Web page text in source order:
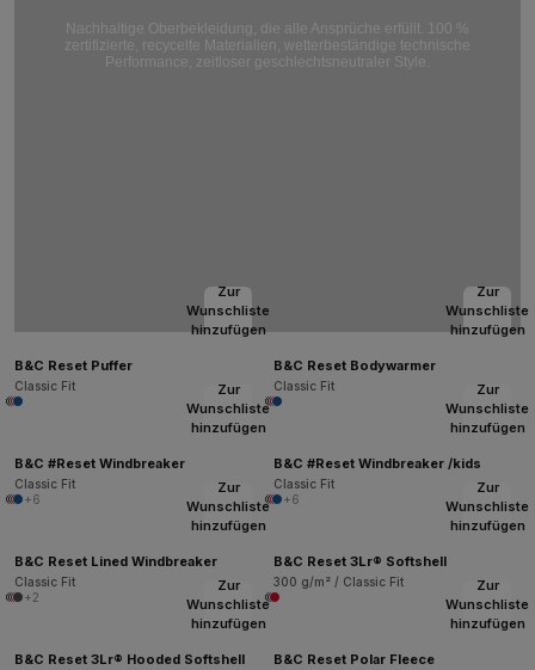
Nachhaltige Oberbekleidung, die alle Ansprüche erfüllt. 100 %
zertifizierte, recycelte Materialien, wetterbeständige technische
Performance, zeitloser geschlechtsneutraler Style.
Zur
Wunschliste
hinzufügen
B&C Reset Puffer
Classic Fit
Zur
Wunschliste
hinzufügen
B&C Reset Bodywarmer
Classic Fit
Zur
Wunschliste
hinzufügen
B&C #Reset Windbreaker
Classic Fit
+6
Zur
Wunschliste
hinzufügen
B&C #Reset Windbreaker /kids
Classic Fit
+6
Zur
Wunschliste
hinzufügen
B&C Reset Lined Windbreaker
Classic Fit
+2
Zur
Wunschliste
hinzufügen
B&C Reset 3Lr® Softshell
300 g/m² / Classic Fit
Zur
Wunschliste
hinzufügen
B&C Reset 3Lr® Hooded Softshell
Zur
Wunschliste
hinzufügen
B&C Reset Polar Fleece